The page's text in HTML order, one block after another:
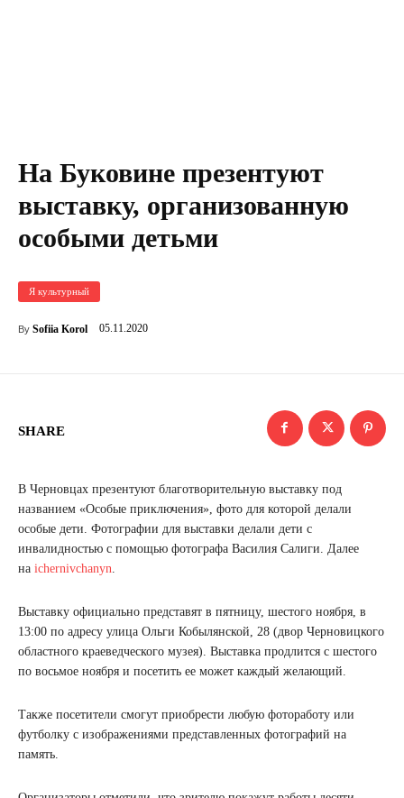
На Буковине презентуют
выставку, организованную
особыми детьми
Я культурный
By Sofiia Korol 05.11.2020
SHARE
В Черновцах презентуют благотворительную выставку под
названием «Особые приключения», фото для которой делали
особые дети. Фотографии для выставки делали дети с
инвалидностью с помощью фотографа Василия Салиги. Далее
на ichernivchanyn
Выставку официально представят в пятницу, шестого ноября, в
13:00 по адресу улица Ольги Кобылянской, 28 (двор Черновицкого
областного краеведческого музея). Выставка продлится с шестого
по восьмое ноября и посетить ее может каждый желающий.
Также посетители смогут приобрести любую фотоработу или
футболку с изображениями представленных фотографий на
память.